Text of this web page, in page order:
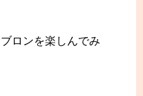
ロンを楽しんでみ